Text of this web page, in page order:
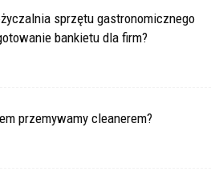
sprzętu gastronomicznego
bankietu dla firm?
przemywamy cleanerem?